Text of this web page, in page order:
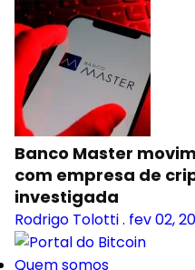
Banco Master
com empresa de
investigada
Rodrigo Tolotti. fev 02,
Quem somos